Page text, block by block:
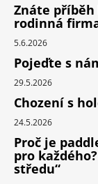
Znáte
rodinná
5.6.2026
Pojeďte s
29.5.2026
Chození s
24.5.2026
Proč je
pro
středu“